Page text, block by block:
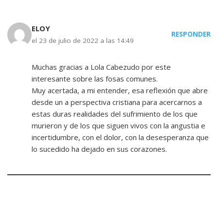
ELOY
el 23 de julio de 2022 a las 14:49
RESPONDER
Muchas gracias a Lola Cabezudo por este
interesante sobre las fosas comunes.
Muy acertada, a mi entender, esa reflexión que abre
desde un a perspectiva cristiana para acercarnos a
estas duras realidades del sufrimiento de los que
murieron y de los que siguen vivos con la angustia e
incertidumbre, con el dolor, con la desesperanza que
lo sucedido ha dejado en sus corazones.